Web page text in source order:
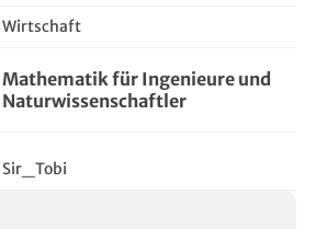
und na...
Wirtschaft
Mathematik für Ingenieure und
Naturwissenschaftler
Sir_Tobi